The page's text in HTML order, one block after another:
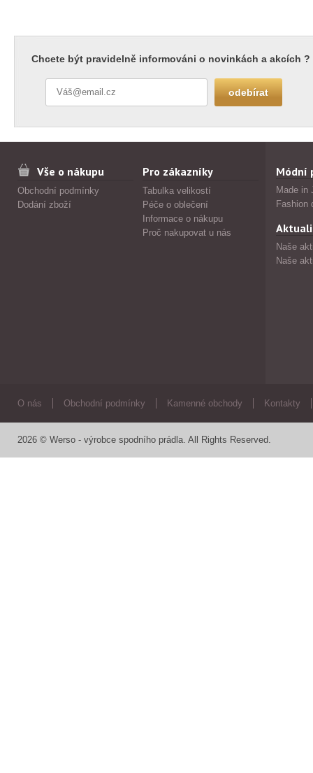
Chcete být pravidelně informováni o novinkách a akcích ?
Vše o nákupu
Obchodní podmínky
Dodání zboží
Pro zákazníky
Tabulka velikostí
Péče o oblečení
Informace o nákupu
Proč nakupovat u nás
Módní
Made in
Fashion
Naše
Naše
O nás Obchodní podmínky Kamenné obchody Kontakty
2026 © Werso - výrobce spodního prádla. All Rights Reserved.